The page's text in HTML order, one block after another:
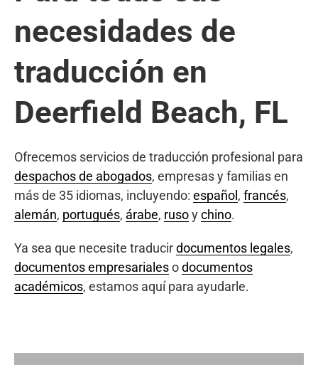
necesidades de
traducción en
Deerfield Beach, FL
Ofrecemos servicios de traducción profesional para
despachos de abogados, empresas y familias en
más de 35 idiomas, incluyendo: español , francés,
alemán, portugués, árabe, rusoychino.
Ya sea que necesite traducirdocumentos legales,
documentos empresarialesodocumentos
académicos, estamos aquí para ayudarle.